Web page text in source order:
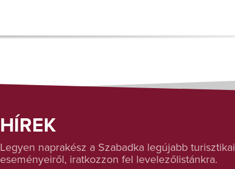
HÍREK
Legyen naprakész a Szabadka legújabb turisztikai
eseményeiről, iratkozzon fel levelezőlistánkra.